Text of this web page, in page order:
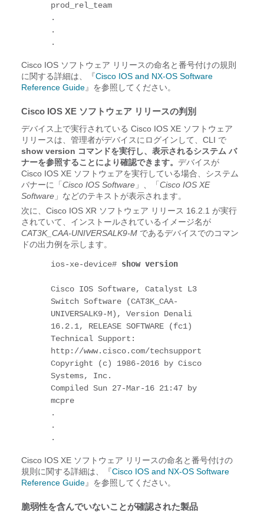
prod_rel_team
.
.
.
Cisco IOS ソフトウェア リリースの命名と番号付けの規則
に関する詳細は、『Cisco IOS and NX-OS Software
Reference Guide』を参照してください。
Cisco IOS XE ソフトウェア リリースの判別
デバイス上で実行されている Cisco IOS XE ソフトウェア
リリースは、管理者がデバイスにログインして、CLI で
show version コマンドを実行し、表示されるシステム バ
ナーを参照することにより確認できます。 デバイスが
Cisco IOS XE ソフトウェアを実行している場合、システム
バナーに「 Cisco IOS Software 」、「 Cisco IOS XE
Software 」などのテキストが表示されます。
次に、Cisco IOS XR ソフトウェア リリース 16.2.1 が実行
されていて、インストールされているイメージ名が
CAT3K_CAA-UNIVERSALK9-M であるデバイスでのコマン
ドの出力例を示します。
ios-xe-device# show version
Cisco IOS Software, Catalyst L3
Switch Software (CAT3K_CAA-
UNIVERSALK9-M), Version Denali
16.2.1, RELEASE SOFTWARE (fc1)
Technical Support:
http://www.cisco.com/techsupport
Copyright (c) 1986-2016 by Cisco
Systems, Inc.
Compiled Sun 27-Mar-16 21:47 by
mcpre
.
.
.
Cisco IOS XE ソフトウェア リリースの命名と番号付けの
規則に関する詳細は、『Cisco IOS and NX-OS Software
Reference Guide』を参照してください。
脆弱性を含んでいないことが確認された製品